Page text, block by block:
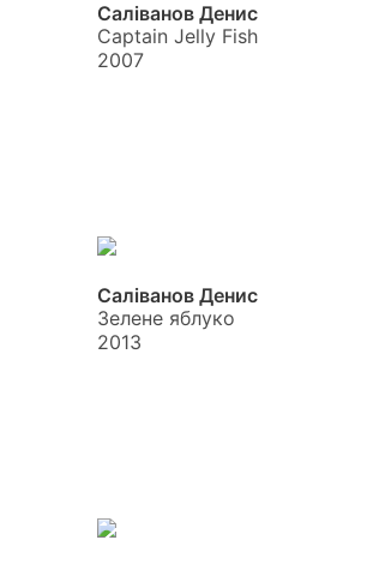
Саліванов Денис
Captain Jelly Fish
2007
Саліванов Денис
Зелене яблуко
2013